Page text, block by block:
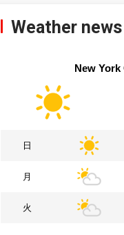
Weather news
New York
日
月
火